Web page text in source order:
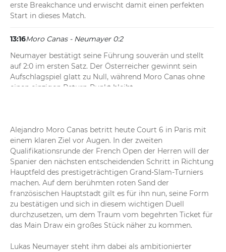
erste Breakchance und erwischt damit einen perfekten
Start in dieses Match.
13:16Moro Canas - Neumayer 0:2
Neumayer bestätigt seine Führung souverän und stellt
auf 2:0 im ersten Satz. Der Österreicher gewinnt sein
Aufschlagspiel glatt zu Null, während Moro Canas ohne
einen einzigen Return-Punkt bleibt.
Perfekter Auftakt für Lukas Neumayer! Der Österreicher
dreht im allerersten Spiel einen 15:30-Rückstand und
nimmt Moro Canas direkt den Aufschlag ab. Damit geht
er früh mit 1:0 in Führung.
Alejandro Moro Canas betritt heute Court 6 in Paris mit
einem klaren Ziel vor Augen. In der zweiten
Qualifikationsrunde der French Open der Herren will der
Spanier den nächsten entscheidenden Schritt in Richtung
Hauptfeld des prestigeträchtigen Grand-Slam-Turniers
machen. Auf dem berühmten roten Sand der
französischen Hauptstadt gilt es für ihn nun, seine Form
zu bestätigen und sich in diesem wichtigen Duell
durchzusetzen, um dem Traum vom begehrten Ticket für
das Main Draw ein großes Stück näher zu kommen.
Lukas Neumayer steht ihm dabei als ambitionierter